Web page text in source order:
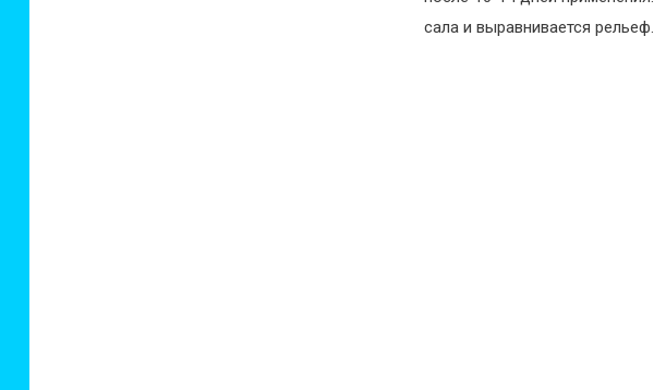
сала и выравнивается